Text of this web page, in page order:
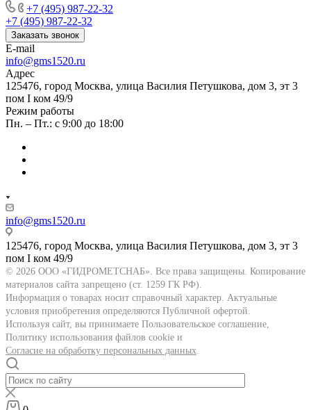
+7 (495) 987-22-32
+7 (495) 987-22-32
Заказать звонок
E-mail
info@gms1520.ru
Адрес
125476, город Москва, улица Василия Петушкова, дом 3, эт 3
пом I ком 49/9
Режим работы
Пн. – Пт.: с 9:00 до 18:00
info@gms1520.ru
125476, город Москва, улица Василия Петушкова, дом 3, эт 3
пом I ком 49/9
© 2026 ООО «ГИДРОМЕТСНАБ». Все права защищены. Копирование
материалов сайта запрещено (ст. 1259 ГК РФ).
Информация о товарах носит справочный характер. Актуальные
условия приобретения определяются Публичной офертой.
Используя сайт, вы принимаете Пользовательское соглашение,
Политику использования файлов cookie и
Согласие на обработку персональных данных